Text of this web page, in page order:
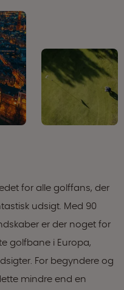
for alle golffans, der
udsigt. Med 90
er der noget for
golfbane i Europa,
For begyndere og
mindre end en